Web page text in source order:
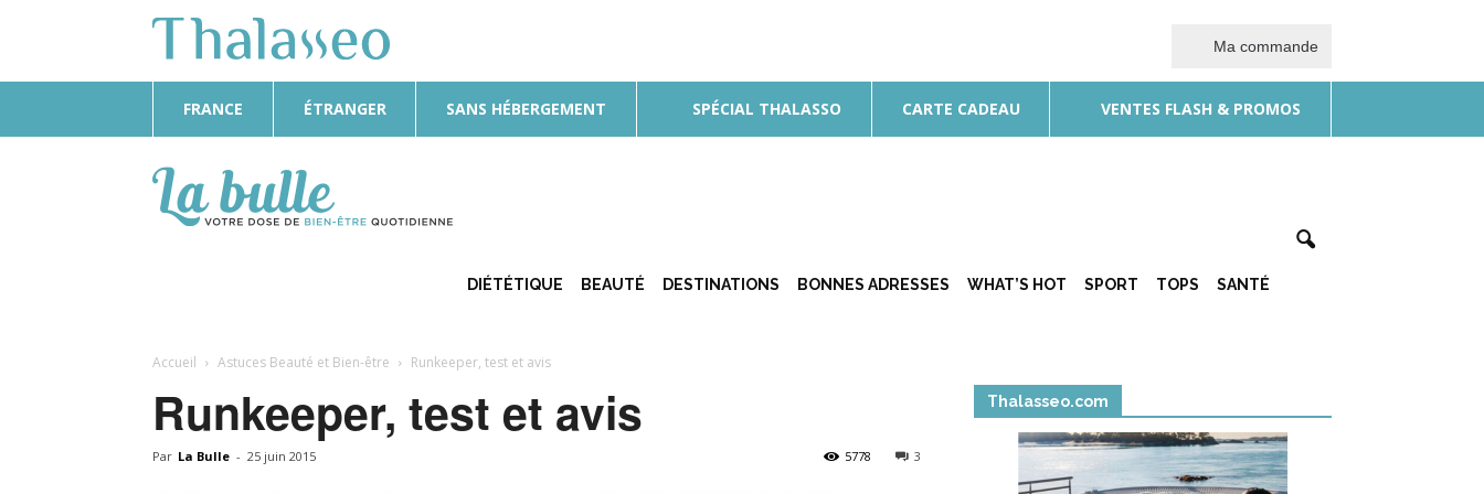
Ma commande
FRANCE ÉTRANGER SANS HÉBERGEMENT SPÉCIAL THALASSO CARTE CADEAU VENTES FLASH & PROMOS
Bulle
DIÉTÉTIQUE BEAUTÉ DESTINATIONS BONNES ADRESSES WHAT’S HOT SPORT TOPS SANTÉ
Accueil Astuces Beauté et Bien-être Runkeeper, test et avis
Runkeeper, test et avis
Par La Bulle - 25 juin 2015 3
5778
Thalasseo.com